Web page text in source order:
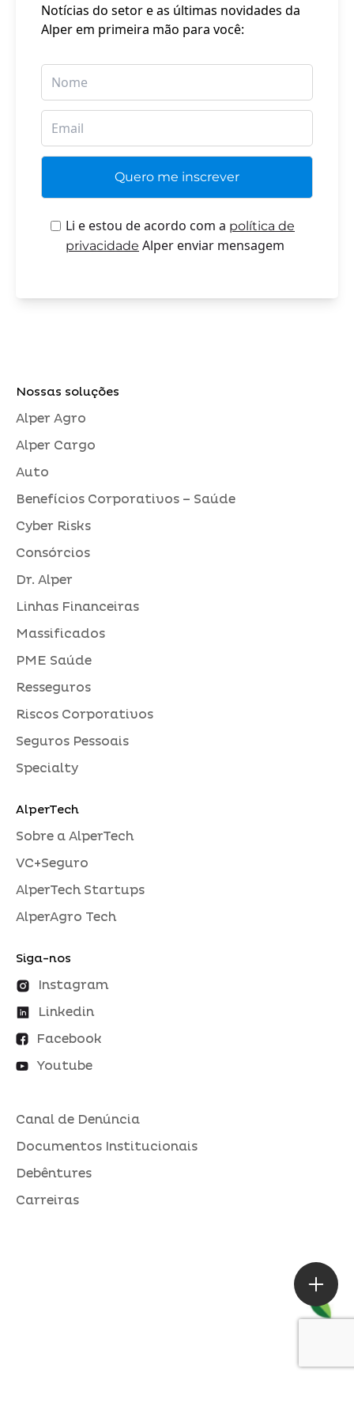
Notícias do setor e as últimas novidades da
Alper em primeira mão para você:
Li e estou de acordo com a política de
privacidade Alper enviar mensagem
Nossas soluções
Alper Agro
Alper Cargo
Auto
Benefícios Corporativos – Saúde
Cyber Risks
Consórcios
Dr. Alper
Linhas Financeiras
Massificados
PME Saúde
Resseguros
Riscos Corporativos
Seguros Pessoais
Specialty
AlperTech
Sobre a AlperTech
VC+Seguro
AlperTech Startups
AlperAgro Tech
Siga-nos
Instagram
Linkedin
Facebook
Youtube
Canal de Denúncia
Documentos Institucionais
Debêntures
Carreiras